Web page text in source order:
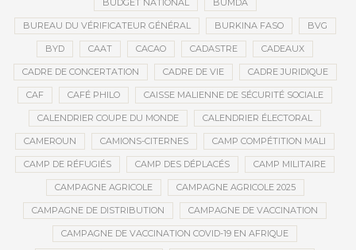
BUDGET NATIONAL BUMDA
BUREAU DU VÉRIFICATEUR GÉNÉRAL BURKINA FASO BVG
BYD CAAT CACAO CADASTRE CADEAUX
CADRE DE CONCERTATION CADRE DE VIE CADRE JURIDIQUE
CAF CAFÉ PHILO CAISSE MALIENNE DE SÉCURITÉ SOCIALE
CALENDRIER COUPE DU MONDE CALENDRIER ÉLECTORAL
CAMEROUN CAMIONS-CITERNES CAMP COMPÉTITION MALI
CAMP DE RÉFUGIÉS CAMP DES DÉPLACÉS CAMP MILITAIRE
CAMPAGNE AGRICOLE CAMPAGNE AGRICOLE 2025
CAMPAGNE DE DISTRIBUTION CAMPAGNE DE VACCINATION
CAMPAGNE DE VACCINATION COVID-19 EN AFRIQUE